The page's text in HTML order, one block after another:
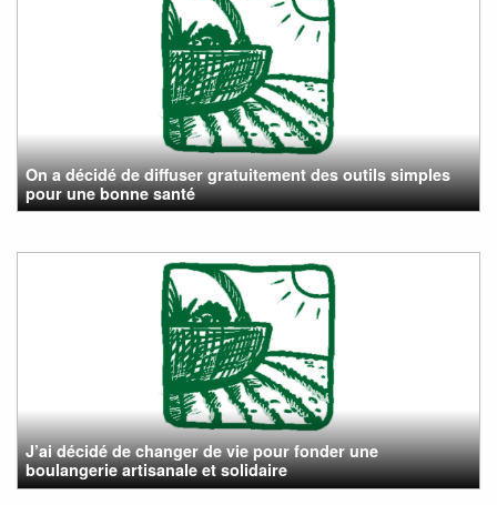
On a décidé de diffuser gratuitement des outils simples
pour une bonne santé
J’ai décidé de changer de vie pour fonder une
boulangerie artisanale et solidaire